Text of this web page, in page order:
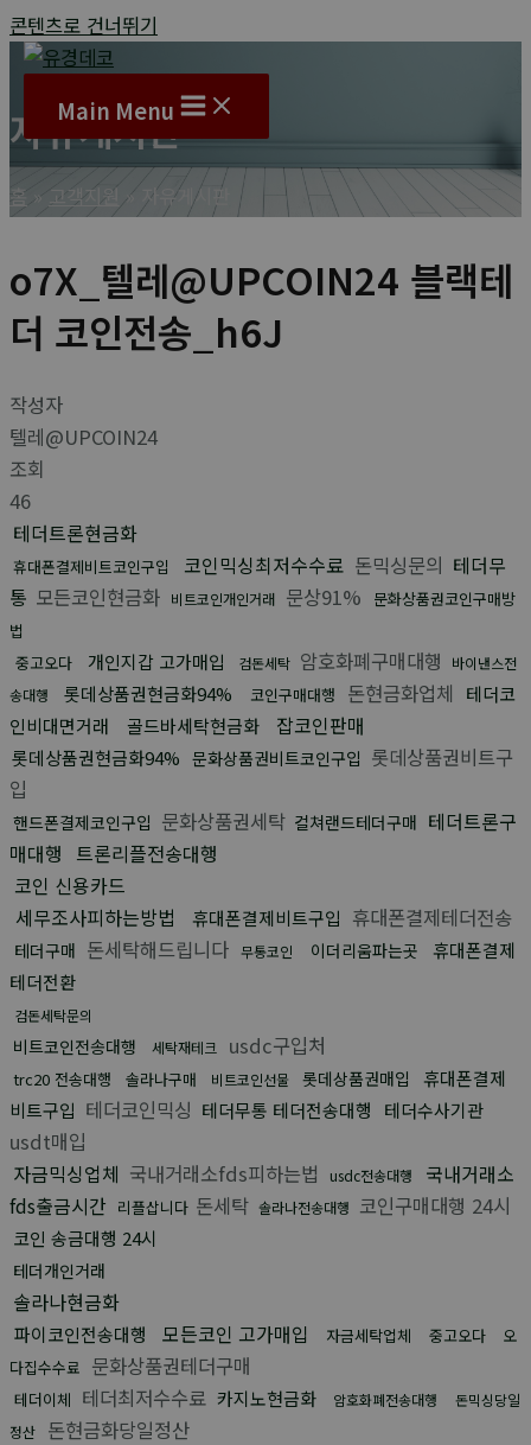
콘텐츠로 건너뛰기
Main Menu
자유게시판
홈 고객지원 자유게시판
o7X_텔레@UPCOIN24 블랙테
더 코인전송_h6J
작성자
텔레@UPCOIN24
조회
46
테더트론현금화
휴대폰결제비트코인구입 코인믹싱최저수수료 돈믹싱문의 테더무
통 모든코인현금화 비트코인개인거래 문상91%
문화상품권코인구매방
법
중고오다
개인지갑 고가매입 검돈세탁 암호화폐구매대행
바이낸스전
송대행
롯데상품권현금화94% 코인구매대행 돈현금화업체
테더코
인비대면거래
골드바세탁현금화 잡코인판매
롯데상품권현금화94% 문화상품권비트코인구입 롯데상품권비트구
입
핸드폰결제코인구입 문화상품권세탁 컬쳐랜드테더구매 테더트론구
매대행 트론리플전송대행
코인 신용카드
세무조사피하는방법
휴대폰결제비트구입 휴대폰결제테더전송
테더구매 돈세탁해드립니다 무통코인 이더리움파는곳
휴대폰결제
테더전환
검돈세탁문의
비트코인전송대행 세탁재테크 usdc구입처
trc20 전송대행 솔라나구매 비트코인선물 롯데상품권매입
휴대폰결제
비트구입 테더코인믹싱 테더무통 테더전송대행 테더수사기관
usdt매입
자금믹싱업체 국내거래소fds피하는법 usdc전송대행
국내거래소
fds출금시간 리플삽니다 돈세탁 솔라나전송대행 코인구매대행 24시
코인 송금대행 24시
테더개인거래
솔라나현금화
파이코인전송대행 모든코인 고가매입 자금세탁업체 중고오다
오
다집수수료 문화상품권테더구매
테더이체 테더최저수수료 카지노현금화 암호화폐전송대행
돈믹싱당일
정산
돈현금화당일정산